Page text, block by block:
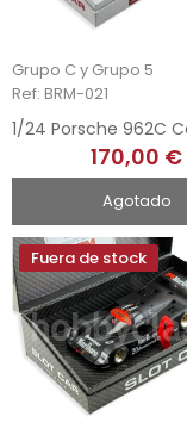
Grupo C y Grupo 5
Ref: BRM-021
170,00 €
Agotado
Fuera de stock